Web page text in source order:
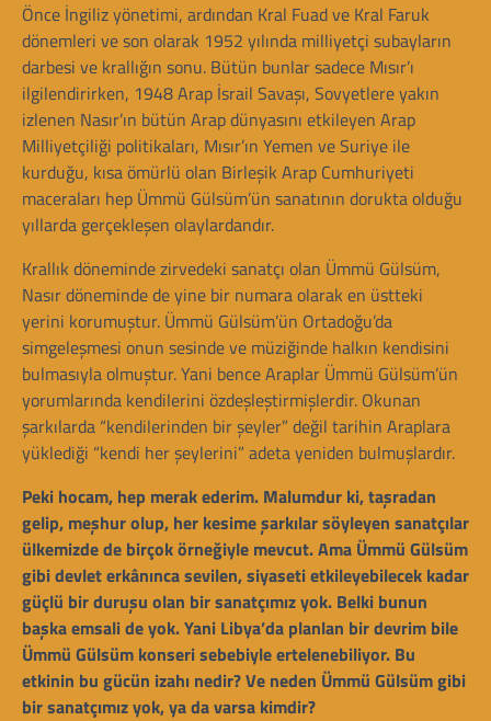
Önce İngiliz yönetimi, ardından Kral Fuad ve Kral Faruk
dönemleri ve son olarak 1952 yılında milliyetçi subayların
darbesi ve krallığın sonu. Bütün bunlar sadece Mısır’ı
ilgilendirirken, 1948 Arap İsrail Savaşı, Sovyetlere yakın
izlenen Nasır’ın bütün Arap dünyasını etkileyen Arap
Milliyetçiliği politikaları, Mısır’ın Yemen ve Suriye ile
kurduğu, kısa ömürlü olan Birleşik Arap Cumhuriyeti
maceraları hep Ümmü Gülsüm’ün sanatının dorukta olduğu
yıllarda gerçekleşen olaylardandır.
Krallık döneminde zirvedeki sanatçı olan Ümmü Gülsüm,
Nasır döneminde de yine bir numara olarak en üstteki
yerini korumuştur. Ümmü Gülsüm’ün Ortadoğu’da
simgeleşmesi onun sesinde ve müziğinde halkın kendisini
bulmasıyla olmuştur. Yani bence Araplar Ümmü Gülsüm’ün
yorumlarında kendilerini özdeşleştirmişlerdir. Okunan
şarkılarda “kendilerinden bir şeyler” değil tarihin Araplara
yüklediği “kendi her şeylerini” adeta yeniden bulmuşlardır.
Peki hocam, hep merak ederim. Malumdur ki, taşradan
gelip, meşhur olup, her kesime şarkılar söyleyen sanatçılar
ülkemizde de birçok örneğiyle mevcut. Ama Ümmü Gülsüm
gibi devlet erkânınca sevilen, siyaseti etkileyebilecek kadar
güçlü bir duruşu olan bir sanatçımız yok. Belki bunun
başka emsali de yok. Yani Libya’da planlan bir devrim bile
Ümmü Gülsüm konseri sebebiyle ertelenebiliyor. Bu
etkinin bu gücün izahı nedir? Ve neden Ümmü Gülsüm gibi
bir sanatçımız yok, ya da varsa kimdir?